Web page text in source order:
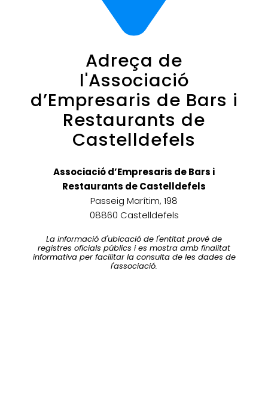
Adreça de
l'Associació
d’Empresaris de Bars i
Restaurants de
Castelldefels
Associació d’Empresaris de Bars i
Restaurants de Castelldefels
Passeig Marítim, 198
08860 Castelldefels
La informació d'ubicació de l'entitat prové de
registres oficials públics i es mostra amb finalitat
informativa per facilitar la consulta de les dades de
l'associació.